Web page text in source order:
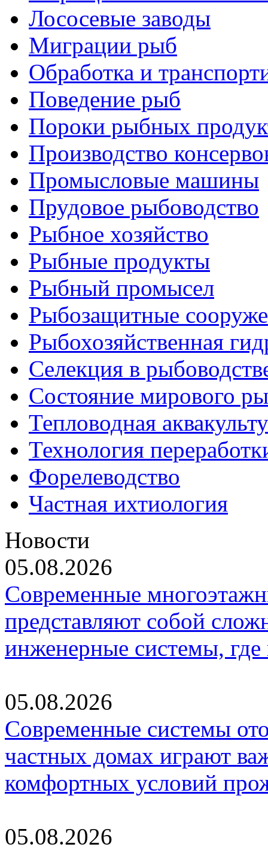
Лососевые заводы
Миграции рыб
Обработка и
Поведение рыб
Пороки рыбных
Производство
Промысловые машины
Прудовое рыбоводство
Рыбное хозяйство
Рыбные продукты
Рыбный промысел
Рыбозащитные
Рыбохозяйственная
Селекция в
Состояние мирового
Тепловодная
Технология
Форелеводство
Частная ихтиология
Новости
05.08.2026
Современные
представляют собой
инженерные системы,
05.08.2026
Современные системы
частных домах играют
комфортных условий
05.08.2026